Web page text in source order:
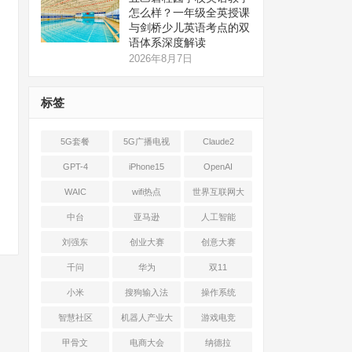
怎么样？一年级全英授课
与剑桥少儿英语考点的双
语体系深度解读
2026年8月7日
标签
5G套餐 5G广播电视 Claude2
GPT-4 iPhone15 OpenAI
WAIC wifi热点 世界互联网大
会
中台 亚马逊 人工智能
刘强东 创业大赛 创意大赛
千问 华为 双11
小米 搜狗输入法 操作系统
智慧社区 机器人产业大
会
游戏电竞
甲骨文 电商大会 纳德拉